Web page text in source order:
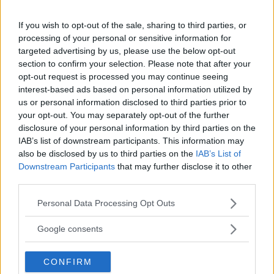
If you wish to opt-out of the sale, sharing to third parties, or
processing of your personal or sensitive information for
targeted advertising by us, please use the below opt-out
section to confirm your selection. Please note that after your
opt-out request is processed you may continue seeing
interest-based ads based on personal information utilized by
us or personal information disclosed to third parties prior to
your opt-out. You may separately opt-out of the further
disclosure of your personal information by third parties on the
IAB’s list of downstream participants. This information may
also be disclosed by us to third parties on the IAB’s List of
Downstream Participants that may further disclose it to other
Please note that this website/app uses one or more Google
not limited to your visit or usage behaviour. You may click to
use your data for below specified purposes in below Google
consent section.
Personal Data Processing Opt Outs
Google consents
CONFIRM
di che è bene rivolgersi a uno specialista, che
può essere unopsicologoo unneuropsichiatra
infantile, che grazie a vari incontri, e
all’osservazione del bambino in diversi
contesti, potrà dare un’idea di diagnosi e una
cura.
Continua a leggere dopo la pubblicità
In linea di massima si cerca di evitare di fare
diagnosi, perché il disturbo da deficit di
attenzione e iperattività è un campo molto
sconosciuto per cui si tende a non sbilanciarsi